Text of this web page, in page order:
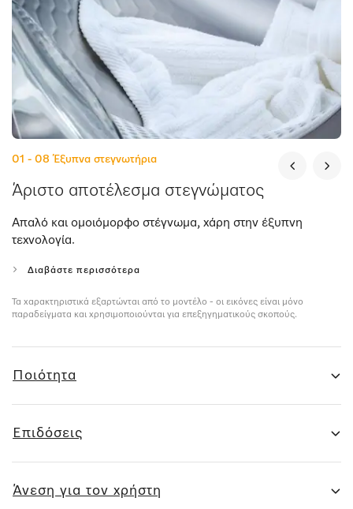
01 - 08 Έξυπνα στεγνωτήρια
Άριστο αποτέλεσμα στεγνώματος
Απαλό και ομοιόμορφο στέγνωμα, χάρη στην έξυπνη
τεχνολογία.
Διαβάστε περισσότερα
Τα χαρακτηριστικά εξαρτώνται από το μοντέλο - οι εικόνες είναι μόνο
παραδείγματα και χρησιμοποιούνται για επεξηγηματικούς σκοπούς.
Ποιότητα
Επιδόσεις
Άνεση για τον χρήστη